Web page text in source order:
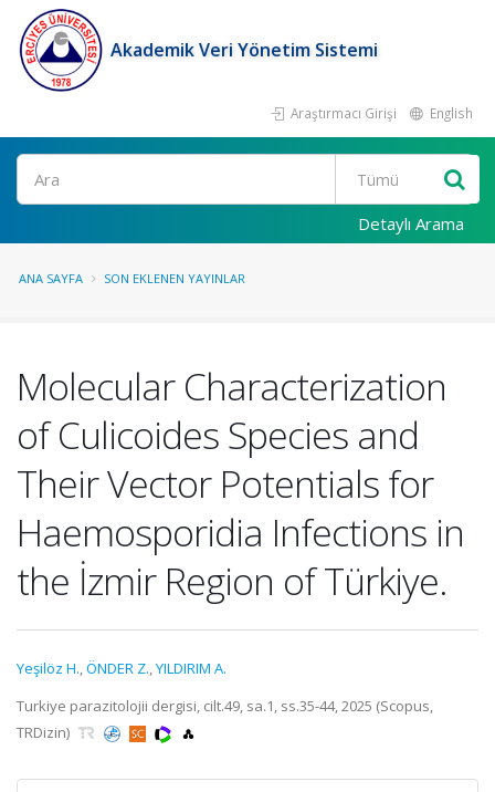
Akademik Veri Yönetim Sistemi
Araştırmacı Girişi English
Ara
Detaylı Arama
ANA SAYFA SON EKLENEN YAYINLAR
Molecular Characterization
of Culicoides Species and
Their Vector Potentials for
Haemosporidia Infections in
the İzmir Region of Türkiye.
Yeşilöz H.,ÖNDER Z.,YILDIRIM A.
Turkiye parazitolojii dergisi, cilt.49, sa.1, ss.35-44, 2025 (Scopus,
TRDizin)